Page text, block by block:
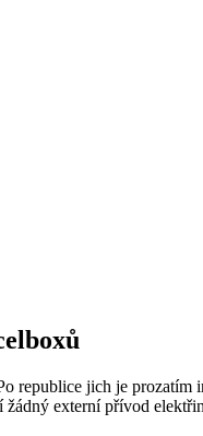
republice jich je
externí přívod